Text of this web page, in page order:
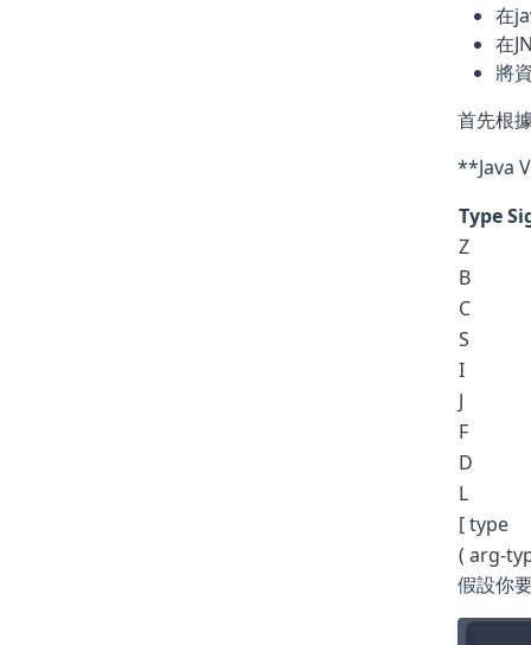
在
在
將
首先根據
**Java
Type
Z
B
C
S
I
J
F
D
L
[ type
( arg-
假設你